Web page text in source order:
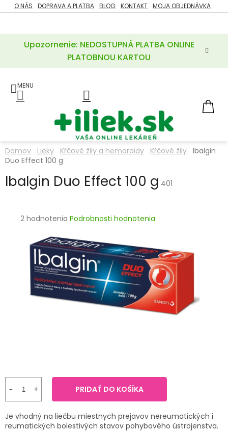
Prejsť
na
Upozornenie: NEDOSTUPNÁ PLATBA ONLINE
PLATOBNOU KARTOU
O NÁS DOPRAVA A PLATBA BLOG KONTAKT MOJA OBJEDNÁVKA
ZĽAVY
POTREBY
A
LIEKY
VITAMÍNY
MINERÁLY
EROTIKA
BOLESŤ
ZDRAVOTNÍCKE
PRÍRODNÉ
LIEKY
Domov Lieky Kŕčové žily a hemoroidy Kŕčové žily Ibalgin
Duo Effect 100 g
Ibalgin Duo Effect 100 g 401
Priemerné
produktu
5,0
hviezdičiek.
2 hodnotenia Podrobnosti hodnotenia
PRIDAŤ DO KOŠÍKA
Je vhodný na liečbu miestnych prejavov nereumatických i
reumatických bolestivých stavov pohybového ústrojenstva.